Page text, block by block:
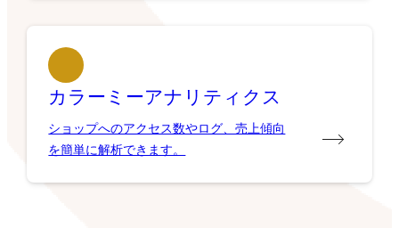
カラーミーアナリティクス
ショップへのアクセス数やログ、売上傾向
を簡単に解析できます。